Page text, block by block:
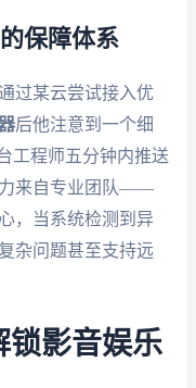
保障体系
过某云尝试接入优
后他注意到一个细
工程师五分钟内推送
力来自专业团队——
，当系统检测到异
杂问题甚至支持远
锁影音娱乐